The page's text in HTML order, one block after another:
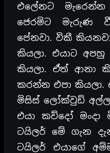
එලේනට
ජෙරමිට මැරුණ
පේනවා. විකී
කියලා. එයාට
කියලා. ඒත් ආනා
කරන්න එපා කියලා.
මිසිස් ලෝක්වුඩ්
එයා කව්දෝ
ටයිලර් මේ ගැන
ටයිලර් එයාගේ